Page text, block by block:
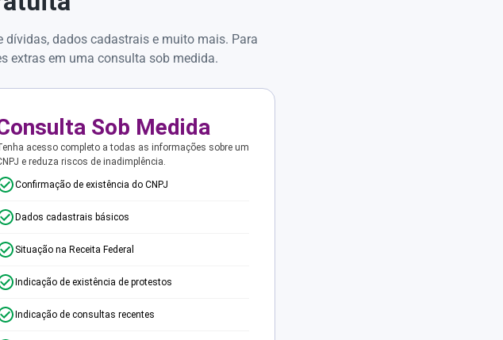
dados cadastrais e muito mais. Para
extras em uma consulta sob medida.
Sob Medida
acesso completo a todas as informações sobre um
e reduza riscos de inadimplência.
Confirmação de existência do CNPJ
Dados cadastrais básicos
Situação na Receita Federal
Indicação de existência de protestos
Indicação de consultas recentes